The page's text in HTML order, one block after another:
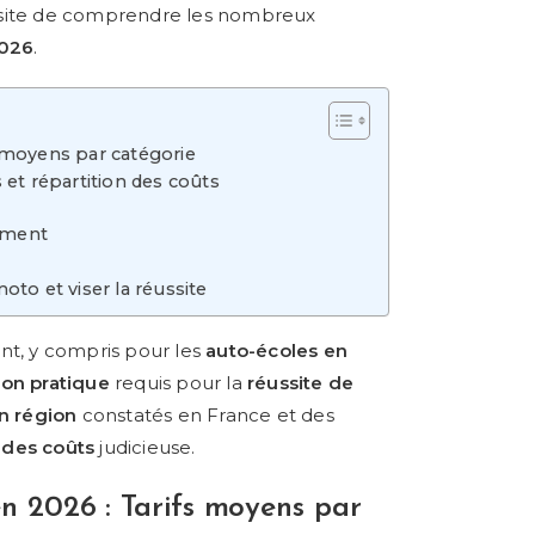
de comprendre les nombreux
.
par catégorie
répartition des coûts
et viser la réussite
y compris pour les auto-écoles en
pratique requis pour la réussite de
région constatés en France et des
coûts judicieuse.
2026 : Tarifs moyens par